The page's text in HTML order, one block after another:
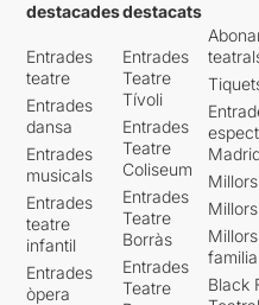
destacades
Entrades
teatre
Entrades
dansa
Entrades
musicals
Entrades
teatre
infantil
Entrades
òpera
destacats
Entrades
Teatre
Tívoli
Entrades
Teatre
Coliseum
Entrades
Teatre
Borràs
Entrades
Teatre
Black